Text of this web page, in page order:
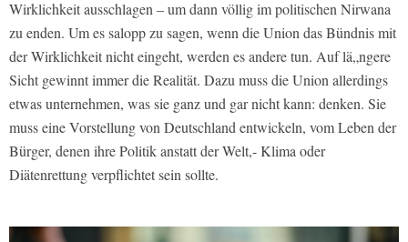
Wirklichkeit ausschlagen – um dann völlig im politischen Nirwana
zu enden. Um es salopp zu sagen, wenn die Union das Bündnis mit
der Wirklichkeit nicht eingeht, werden es andere tun. Auf lä„ngere
Sicht gewinnt immer die Realität. Dazu muss die Union allerdings
etwas unternehmen, was sie ganz und gar nicht kann: denken. Sie
muss eine Vorstellung von Deutschland entwickeln, vom Leben der
Bürger, denen ihre Politik anstatt der Welt,- Klima oder
Diätenrettung verpflichtet sein sollte.